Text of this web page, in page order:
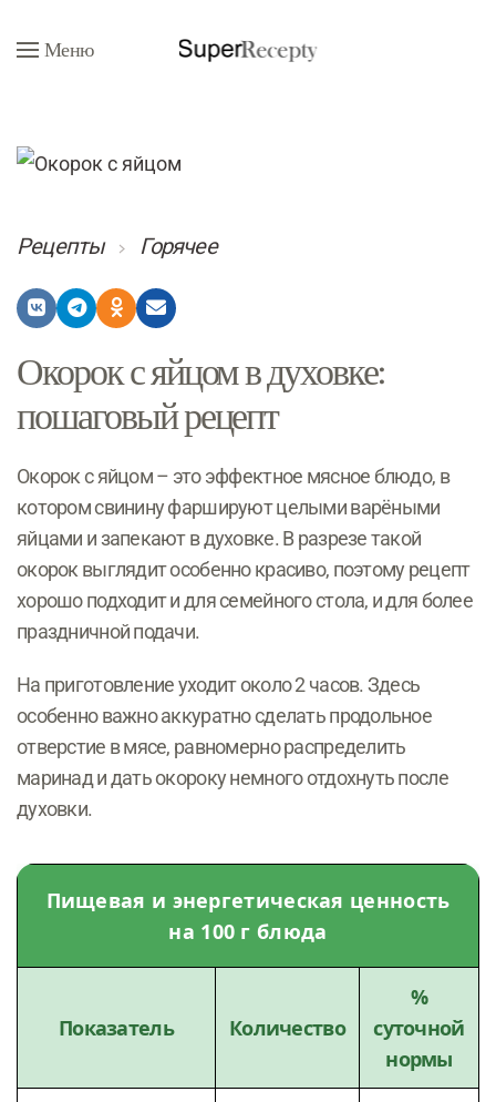
Перейти к содержимому
Меню
Рецепты Горячее
Окорок с яйцом в духовке:
пошаговый рецепт
Окорок с яйцом – это эффектное мясное блюдо, в
котором свинину фаршируют целыми варёными
яйцами и запекают в духовке. В разрезе такой
окорок выглядит особенно красиво, поэтому рецепт
хорошо подходит и для семейного стола, и для более
праздничной подачи.
На приготовление уходит около 2 часов. Здесь
особенно важно аккуратно сделать продольное
отверстие в мясе, равномерно распределить
маринад и дать окороку немного отдохнуть после
духовки.
Пищевая и энергетическая ценность
на 100 г блюда
Показатель Количество
%
суточной
нормы